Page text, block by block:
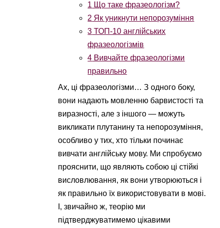
1 Що таке фразеологізм?
2 Як уникнути непорозуміння
3 ТОП-10 англійських
фразеологізмів
4 Вивчайте фразеологізми
правильно
Ах, ці фразеологізми… З одного боку,
вони надають мовленню барвистості та
виразності, але з іншого — можуть
викликати плутанину та непорозуміння,
особливо у тих, хто тільки починає
вивчати англійську мову. Ми спробуємо
прояснити, що являють собою ці стійкі
висловлювання, як вони утворюються і
як правильно їх використовувати в мові.
І, звичайно ж, теорію ми
підтверджуватимемо цікавими